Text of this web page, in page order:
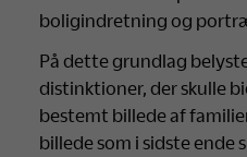
boligindretning og
På dette grundlag
distinktioner, der skulle
bestemt billede af
billede som i sidste ende